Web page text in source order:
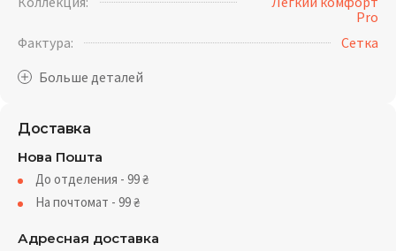
Pro
Фактура:
Cетка
Доставка
Нова Пошта
До отделения - 99₴
На почтомат - 99₴
Адресная доставка